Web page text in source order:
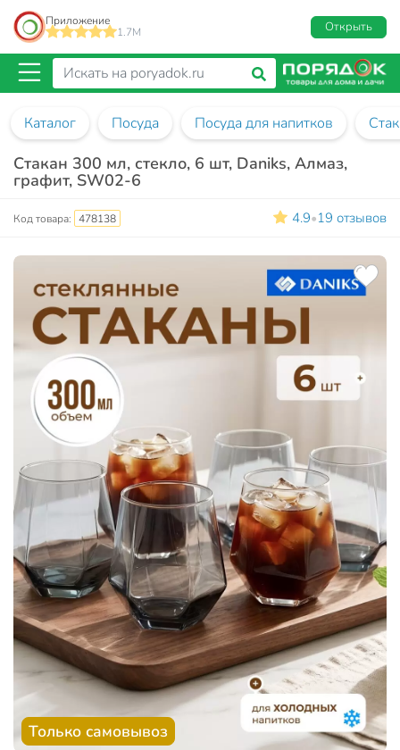
Приложение
1.7M
Открыть
Каталог Посуда Посуда для напитков
Стакан 300 мл, стекло, 6 шт, Daniks, Алмаз,
графит, SW02-6
Код товара: 478138 4.9•19 отзывов
Только самовывоз